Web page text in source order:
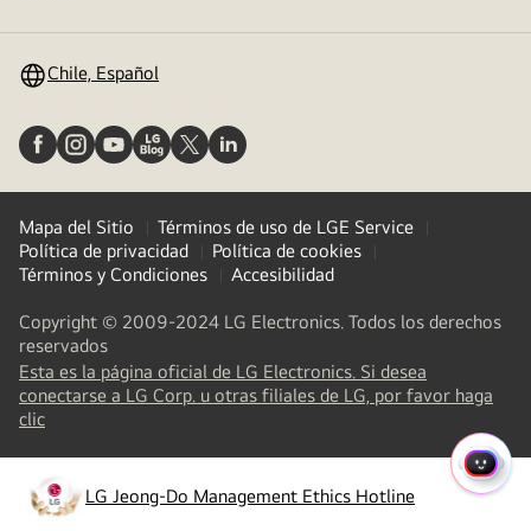
Chile, Español
Mapa del Sitio
Términos de uso de LGE Service
Política de privacidad
Política de cookies
Términos y Condiciones
Accesibilidad
Copyright © 2009-2024 LG Electronics. Todos los derechos
reservados
Esta es la página oficial de LG Electronics. Si desea
conectarse a LG Corp. u otras filiales de LG, por favor haga
clic(
new
tab)
LG Jeong-Do Management Ethics Hotline
opens
MENÚ